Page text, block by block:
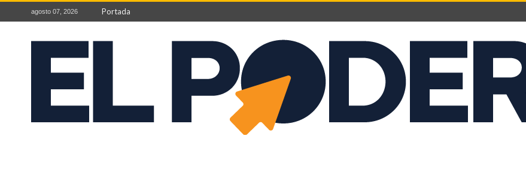
agosto 07, 2026 Portada